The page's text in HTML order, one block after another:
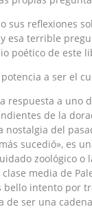
sus reflexiones
esa terrible
poético de este
a ser el
respuesta a uno
de la
nostalgia del
sucedió», es
zoológico o
media de
bello intento por
de ser una